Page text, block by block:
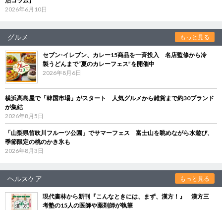
2026年6月10日
グルメ もっと見る
セブン‐イレブン、カレー15商品を一斉投入 名店監修から冷
製うどんまで“夏のカレーフェス”を開催中
2026年8月6日
横浜高島屋で「韓国市場」がスタート 人気グルメから雑貨まで約30ブランド
が集結
2026年8月5日
「山梨県笛吹川フルーツ公園」でサマーフェス 富士山を眺めながら水遊び、
季節限定の桃のかき氷も
2026年8月3日
ヘルスケア もっと見る
現代書林から新刊『こんなときには、まず、漢方！』 漢方三
考塾の15人の医師や薬剤師が執筆